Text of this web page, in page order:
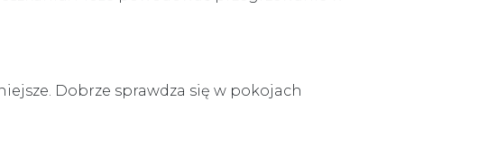
Dobrze sprawdza się w pokojach